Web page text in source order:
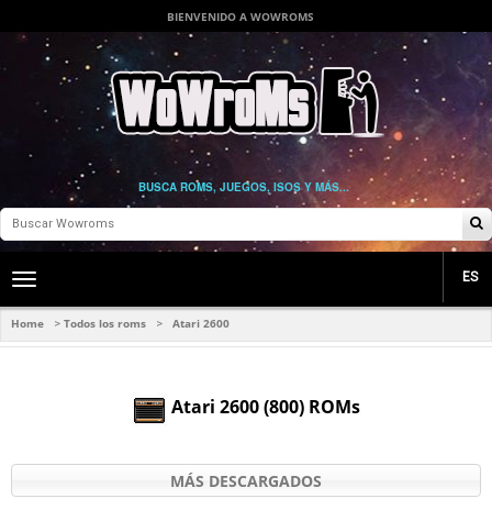
BIENVENIDO A WOWROMS
BUSCA ROMS, JUEGOS, ISOS Y MÁS...
Toggle
navigation
ES
Home > Todos los roms > Atari 2600
Atari 2600 (800) ROMs
MÁS DESCARGADOS